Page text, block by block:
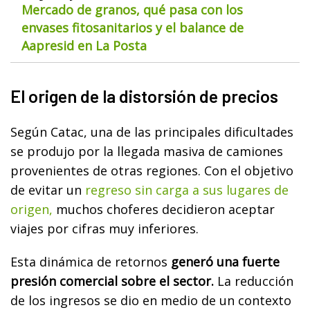
Mercado de granos, qué pasa con los
envases fitosanitarios y el balance de
Aapresid en La Posta
El origen de la distorsión de precios
Según Catac, una de las principales dificultades
se produjo por la llegada masiva de camiones
provenientes de otras regiones. Con el objetivo
de evitar un regreso sin carga a sus lugares de
origen, muchos choferes decidieron aceptar
viajes por cifras muy inferiores.
Esta dinámica de retornos generó una fuerte
presión comercial sobre el sector. La reducción
de los ingresos se dio en medio de un contexto